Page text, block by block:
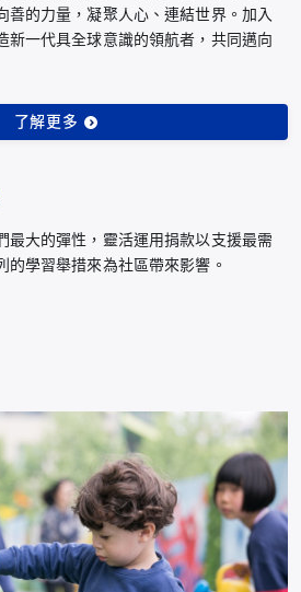
善的力量，凝聚人心、連結世界。加入
新一代具全球意識的領航者，共同邁向
了解更多
最大的彈性，靈活運用捐款以支援最需
學習舉措來為社區帶來影響。